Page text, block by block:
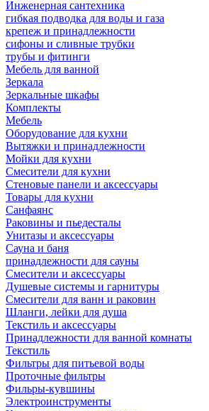
Инженерная сантехника
гибкая подводка для воды и газа
крепеж и принадлежности
сифоны и сливные трубки
трубы и фитинги
Мебель для ванной
Зеркала
Зеркальные шкафы
Комплекты
Мебель
Оборудование для кухни
Вытяжки и принадлежности
Мойки для кухни
Смесители для кухни
Стеновые панели и аксессуары
Товары для кухни
Санфаянс
Раковины и пьедесталы
Унитазы и аксессуары
Сауна и баня
принадлежности для сауны
Смесители и аксессуары
Душевые системы и гарнитуры
Смесители для ванн и раковин
Шланги, лейки для душа
Текстиль и аксессуары
Принадлежности для ванной комнаты
Текстиль
Фильтры для питьевой воды
Проточные фильтры
Фильры-кувшины
Электроинструменты